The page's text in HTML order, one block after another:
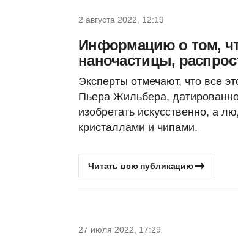
2 августа 2022, 12:19
Информацию о том,
наночастицы,
Эксперты отмечают, что все
Пьера Жильбера,
изобретать искусственно, а
кристаллами и чипами.
Читать всю публикацию
27 июля 2022, 17:29